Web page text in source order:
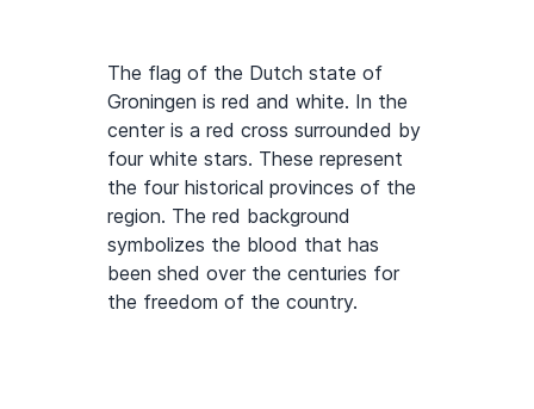
The flag of the Dutch state of
Groningen is red and white. In the
center is a red cross surrounded by
four white stars. These represent
the four historical provinces of the
region. The red background
symbolizes the blood that has
been shed over the centuries for
the freedom of the country.